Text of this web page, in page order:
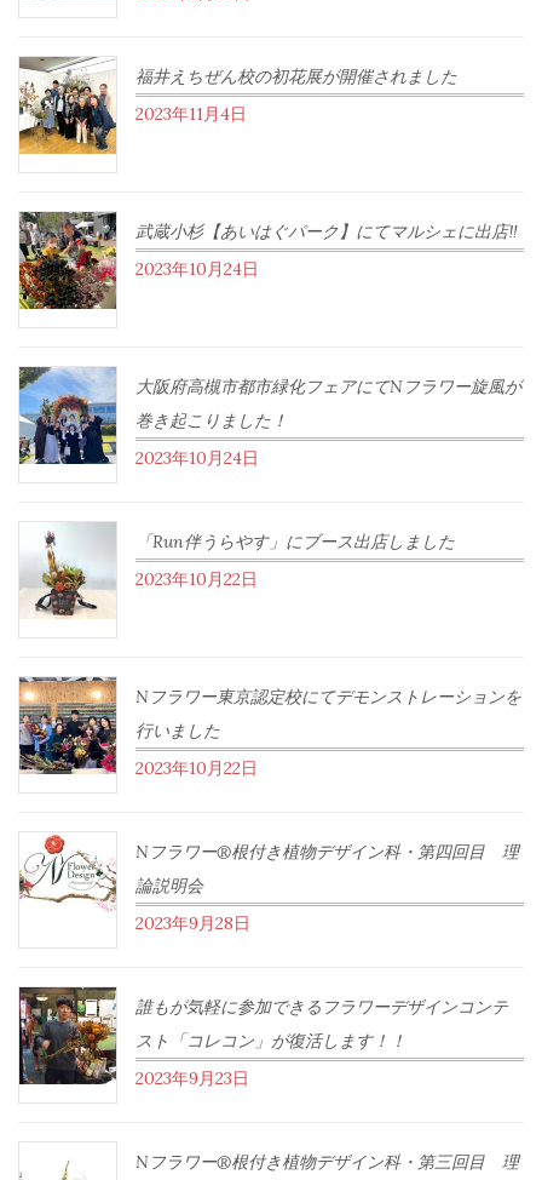
福井えちぜん校の初花展が開催されました
2023年11月4日
武蔵小杉【あいはぐパーク】にてマルシェに出店‼︎
2023年10月24日
大阪府高槻市都市緑化フェアにてNフラワー旋風が
巻き起こりました！
2023年10月24日
「Run伴うらやす」にブース出店しました
2023年10月22日
Nフラワー東京認定校にてデモンストレーションを
行いました
2023年10月22日
Nフラワー®根付き植物デザイン科・第四回目 理
論説明会
2023年9月28日
誰もが気軽に参加できるフラワーデザインコンテ
スト「コレコン」が復活します！！
2023年9月23日
Nフラワー®根付き植物デザイン科・第三回目 理